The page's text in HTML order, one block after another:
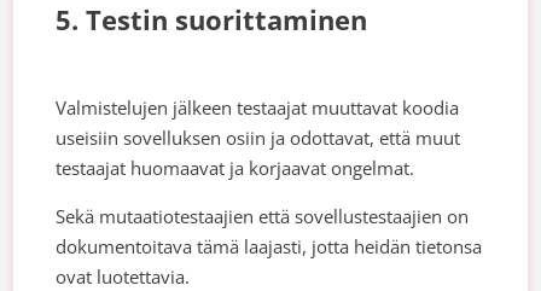
5. Testin suorittaminen
Valmistelujen jälkeen testaajat muuttavat koodia
useisiin sovelluksen osiin ja odottavat, että muut
testaajat huomaavat ja korjaavat ongelmat.
Sekä mutaatiotestaajien että sovellustestaajien on
dokumentoitava tämä laajasti, jotta heidän tietonsa
ovat luotettavia.